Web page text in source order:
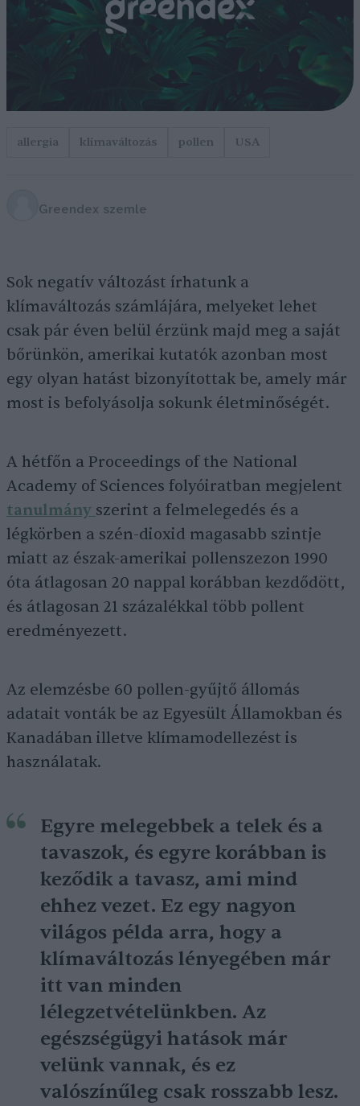
allergia klímaváltozás pollen USA
Greendex szemle
Sok negatív változást írhatunk a
klímaváltozás számlájára, melyeket lehet
csak pár éven belül érzünk majd meg a saját
bőrünkön, amerikai kutatók azonban most
egy olyan hatást bizonyítottak be, amely már
most is befolyásolja sokunk életminőségét.
A hétfőn a Proceedings of the National
Academy of Sciences folyóiratban megjelent
tanulmány szerint a felmelegedés és a
légkörben a szén-dioxid magasabb szintje
miatt az észak-amerikai pollenszezon 1990
óta átlagosan 20 nappal korábban kezdődött,
és átlagosan 21 százalékkal több pollent
eredményezett.
Az elemzésbe 60 pollen-gyűjtő állomás
adatait vonták be az Egyesült Államokban és
Kanadában illetve klímamodellezést is
használatak.
Egyre melegebbek a telek és a
tavaszok, és egyre korábban is
keződik a tavasz, ami mind
ehhez vezet. Ez egy nagyon
világos példa arra, hogy a
klímaváltozás lényegében már
itt van minden
lélegzetvételünkben. Az
egészségügyi hatások már
velünk vannak, és ez
valószínűleg csak rosszabb lesz.